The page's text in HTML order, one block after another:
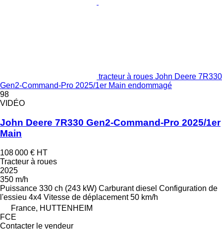
tracteur à roues John Deere 7R330
Gen2-Command-Pro 2025/1er Main endommagé
98
VIDÉO
John Deere 7R330 Gen2-Command-Pro 2025/1er
Main
108 000 € HT
Tracteur à roues
2025
350 m/h
Puissance 330 ch (243 kW) Carburant diesel Configuration de
l'essieu 4x4 Vitesse de déplacement 50 km/h
France, HUTTENHEIM
FCE
Contacter le vendeur